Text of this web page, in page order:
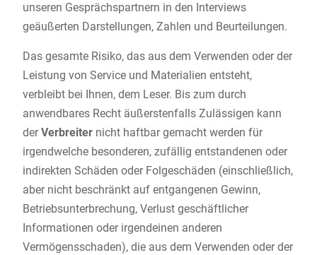
unseren Gesprächspartnern in den Interviews
geäußerten Darstellungen, Zahlen und Beurteilungen.
Das gesamte Risiko, das aus dem Verwenden oder der
Leistung von Service und Materialien entsteht,
verbleibt bei Ihnen, dem Leser. Bis zum durch
anwendbares Recht äußerstenfalls Zulässigen kann
derVerbreiternicht haftbar gemacht werden für
irgendwelche besonderen, zufällig entstandenen oder
indirekten Schäden oder Folgeschäden (einschließlich,
aber nicht beschränkt auf entgangenen Gewinn,
Betriebsunterbrechung, Verlust geschäftlicher
Informationen oder irgendeinen anderen
Vermögensschaden), die aus dem Verwenden oder der